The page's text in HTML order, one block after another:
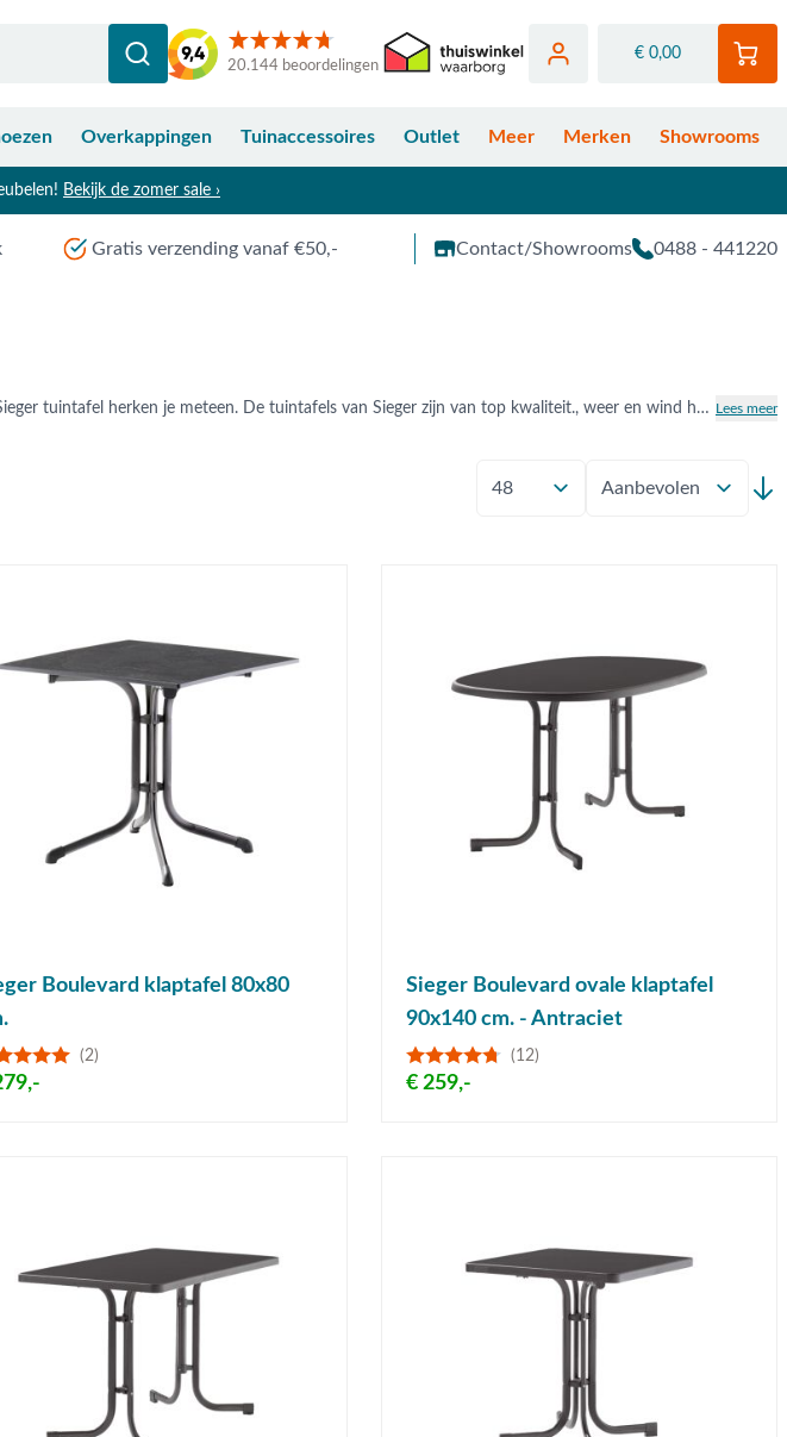
20.144 beoordelingen
€ 0,00
Overkappingen Tuinaccessoires Outlet Meer Merken Showrooms
Bekijk de zomer sale ›
Gratis verzending vanaf €50,- Contact/Showrooms 0488 - 441220
In de wereld van de tuinmeubelen in Sieger een echt begrip. Een Sieger tuintafel herken je meteen. De tuintafels van Sieger zijn van top kwaliteit., weer en wind hebben geen invloed op de stevige tafels. Ondanks dat de tuintafels een herkenbaar uiterlijk hebben, zijn er diverse soorten waar je uit kunt kiezen. Van bijzettafel, tot dining tuitafel en klaptafel voor buiten. Blader online door ons assortiment of kom langs in één van onze showrooms in Duiven, Apeldoorn en Opheusden. Lees meer
Boulevard klaptafel 80x80
(2)
Sieger Boulevard ovale klaptafel
90x140 cm. - Antraciet
(12)
€ 259,-